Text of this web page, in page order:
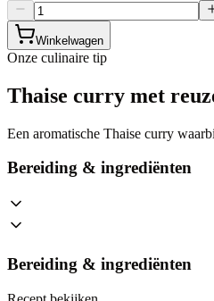
Winkelwagen
Onze culinaire tip
Thaise curry met
Een aromatische Thaise curry
Bereiding & ingrediënten
Bereiding & ingrediënten